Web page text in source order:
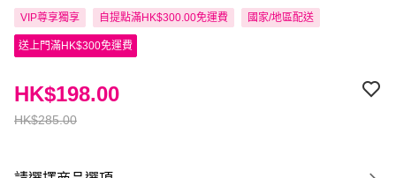
VIP尊享獨享 自提點滿HK$300.00免運費 國家/地區配送
送上門滿HK$300免運費
HK$285.00
HK$198.00